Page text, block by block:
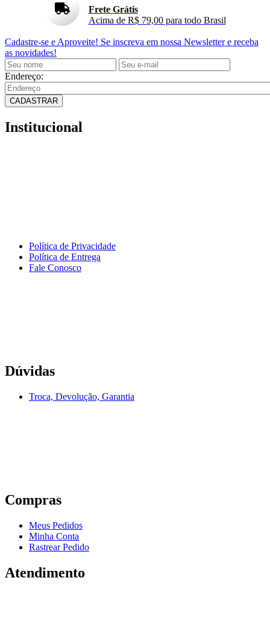
Frete Grátis
Acima de R$ 79,00 para todo Brasil
Cadastre-se e Aproveite! Se inscreva em nossa Newsletter e receba
as novidades!
Endereço:
CADASTRAR
Institucional
Política de Privacidade
Política de Entrega
Fale Conosco
Dúvidas
Troca, Devolução, Garantia
Compras
Meus Pedidos
Minha Conta
Rastrear Pedido
Atendimento